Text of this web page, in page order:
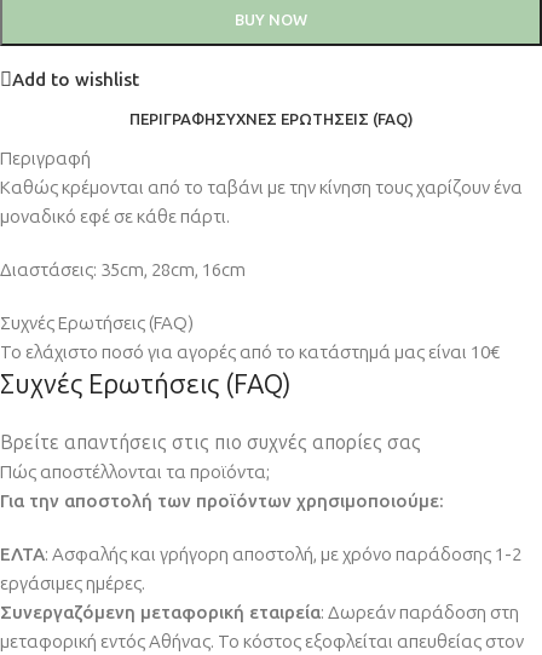
BUY NOW
Add to wishlist
ΠΕΡΙΓΡΑΦΉΣΥΧΝΈΣ ΕΡΩΤΉΣΕΙΣ (FAQ)
Περιγραφή
Καθώς κρέμονται από το ταβάνι με την κίνηση τους χαρίζουν ένα
μοναδικό εφέ σε κάθε πάρτι.
Διαστάσεις: 35cm, 28cm, 16cm
Συχνές Ερωτήσεις (FAQ)
Το ελάχιστο ποσό για αγορές από το κατάστημά μας είναι 10€
Συχνές Ερωτήσεις (FAQ)
Βρείτε απαντήσεις στις πιο συχνές απορίες σας
Πώς αποστέλλονται τα προϊόντα;
Για την αποστολή των προϊόντων χρησιμοποιούμε:
ΕΛΤΑ: Ασφαλής και γρήγορη αποστολή, με χρόνο παράδοσης 1-2
εργάσιμες ημέρες.
Συνεργαζόμενη μεταφορική εταιρεία: Δωρεάν παράδοση στη
μεταφορική εντός Αθήνας. Το κόστος εξοφλείται απευθείας στον